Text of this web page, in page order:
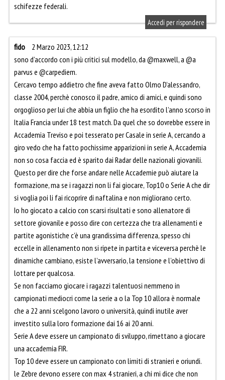
schifezze federali.
Accedi per rispondere
fido
2 Marzo 2023, 12:12
sono d’accordo con i più critici sul modello, da @maxwell, a @a
parvus e @carpediem.
Cercavo tempo addietro che fine aveva fatto Olmo D’alessandro,
classe 2004, perchè conosco il padre, amico di amici, e quindi sono
orgoglioso per lui che abbia un figlio che ha esordito l’anno scorso in
Italia Francia under 18 test match. Da quel che so dovrebbe essere in
Accademia Treviso e poi tesserato per Casale in serie A, cercando a
giro vedo che ha fatto pochissime apparizioni in serie A, Accademia
non so cosa faccia ed è sparito dai Radar delle nazionali giovanili.
Questo per dire che forse andare nelle Accademie può aiutare la
formazione, ma se i ragazzi non li fai giocare, Top10 o Serie A che dir
si voglia poi li fai ricoprire di naftalina e non migliorano certo.
Io ho giocato a calcio con scarsi risultati e sono allenatore di
settore giovanile e posso dire con certezza che tra allenamenti e
partite agonistiche c’è una grandissima differenza, spesso chi
eccelle in allenamento non si ripete in partita e viceversa perchè le
dinamiche cambiano, esiste l’avversario, la tensione e l’obiettivo di
lottare per qualcosa.
Se non facciamo giocare i ragazzi talentuosi nemmeno in
campionati mediocri come la serie a o la Top 10 allora è normale
che a 22 anni scelgono lavoro o università, quindi inutile aver
investito sulla loro formazione dai 16 ai 20 anni.
Serie A deve essere un campionato di sviluppo, rimettano a giocare
una accademia FIR.
Top 10 deve essere un campionato con limiti di stranieri e oriundi.
le Zebre devono essere con max 4 stranieri, a chi mi dice che non